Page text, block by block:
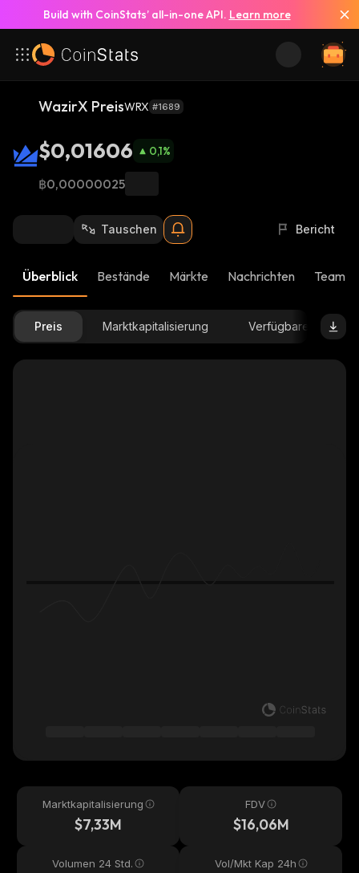
Build with CoinStats’ all-in-one API. Learn more
WazirX PreisWRX #1689
$0,01606 0,1%
฿0,00000025
Tauschen Bericht
Überblick Bestände Märkte Nachrichten Team-
Preis Marktkapitalisierung Verfügbare Menge
Marktkapitalisierung
$7,33M
FDV
$16,06M
Volumen 24 Std. Vol/Mkt Kap 24h